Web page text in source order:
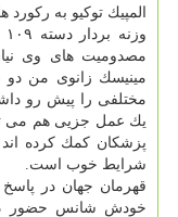
المپیك توكیو به
مصدومیت های وی
مینیسك زانوی من
مختلفی را پیش رو
یك عمل جزیی هم می
پزشكان كمك كرده
شرایط خوب است.
قهرمان جهان در
خودش شانس حضور در